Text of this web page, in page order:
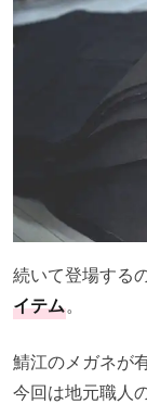
続いて登場するの
イテム。
鯖江のメガネが
今回は地元職人